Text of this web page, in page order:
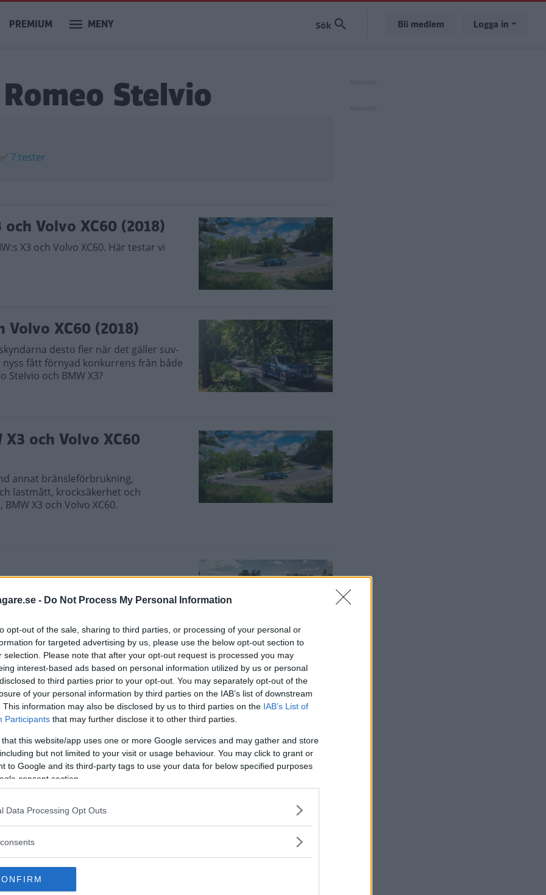
- Do Not Process My Personal Information
opt-out of the sale, sharing to third parties, or processing of your personal or
for targeted advertising by us, please use the below opt-out section to
selection. Please note that after your opt-out request is processed you may
interest-based ads based on personal information utilized by us or personal
to third parties prior to your opt-out. You may separately opt-out of the
of your personal information by third parties on the IAB’s list of downstream
This information may also be disclosed by us to third parties on the IAB’s List of
Participants that may further disclose it to other third parties.
that this website/app uses one or more Google services and may gather and store
but not limited to your visit or usage behaviour. You may click to grant or
to Google and its third-party tags to use your data for below specified purposes
consent section.
Data Processing Opt Outs
PREMIUM MENY Bli medlem Logga in
Stelvio
✅ 7 tester
Volvo XC60 (2018)
X3 och Volvo XC60. Här testar vi
Volvo XC60 (2018)
desto fler när det gäller suv-
nyss fått förnyad konkurrens från både
Stelvio och BMW X3?
och Volvo XC60
annat bränsleförbrukning,
lastmått, krocksäkerhet och
X3 och Volvo XC60.
mer i Vi Bilägares rosttest.
Volvo XC60 (2018)
med i helljusmatchen, utan får lågt
XC60 (2018)
desto fler när det gäller suv-
fått förnyad konkurrens från både
och BMW X3?